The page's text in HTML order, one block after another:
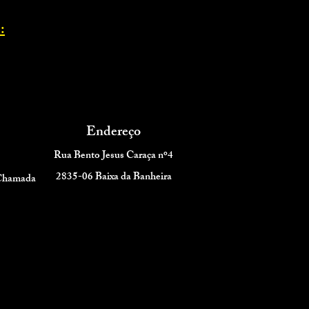
Endereço
Rua Bento Jesus Caraça nº4
2835-06 Baixa da Banheira